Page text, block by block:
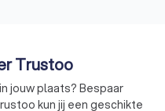
Trustoo
jouw plaats? Bespaar
kun jij een geschikte